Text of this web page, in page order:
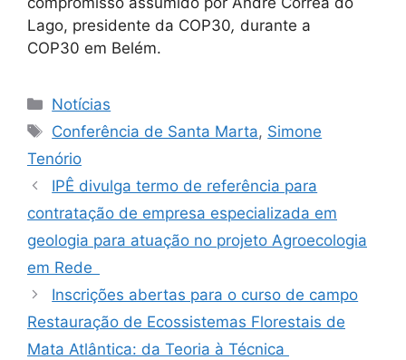
Lago, presidente da COP30, durante a
COP30 em Belém.
Notícias
Conferência de Santa Marta, Simone
Tenório
IPÊ divulga termo de referência para
contratação de empresa especializada em
geologia para atuação no projeto Agroecologia
em Rede
Inscrições abertas para o curso de campo
Restauração de Ecossistemas Florestais de
Mata Atlântica: da Teoria à Técnica